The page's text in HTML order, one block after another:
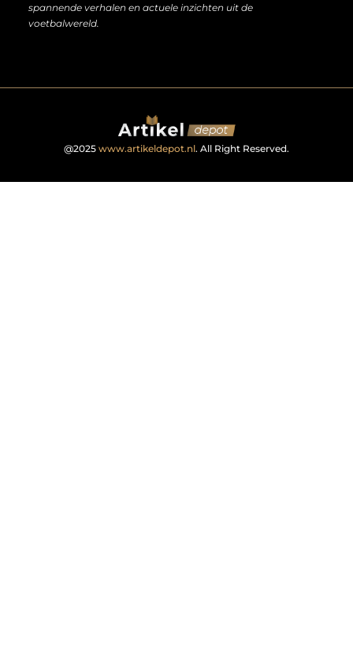
spannende verhalen en actuele inzichten uit de
voetbalwereld.
@2025 www.artikeldepot.nl. All Right Reserved.